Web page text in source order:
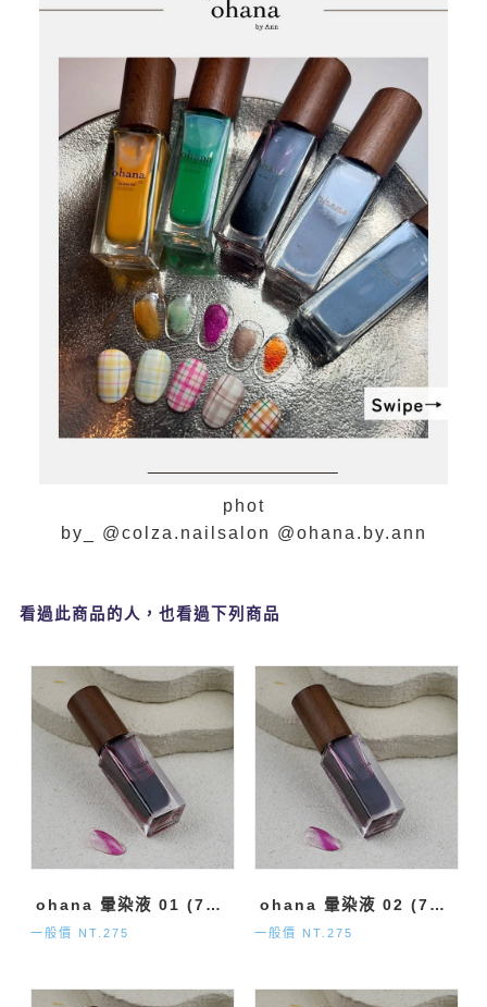
phot
by_ @colza.nailsalon @ohana.by.ann
看過此商品的人，也看過下列商品
ohana 暈染液 01 (7ml)
一般價 NT.275
ohana 暈染液 02 (7ml)
一般價 NT.275